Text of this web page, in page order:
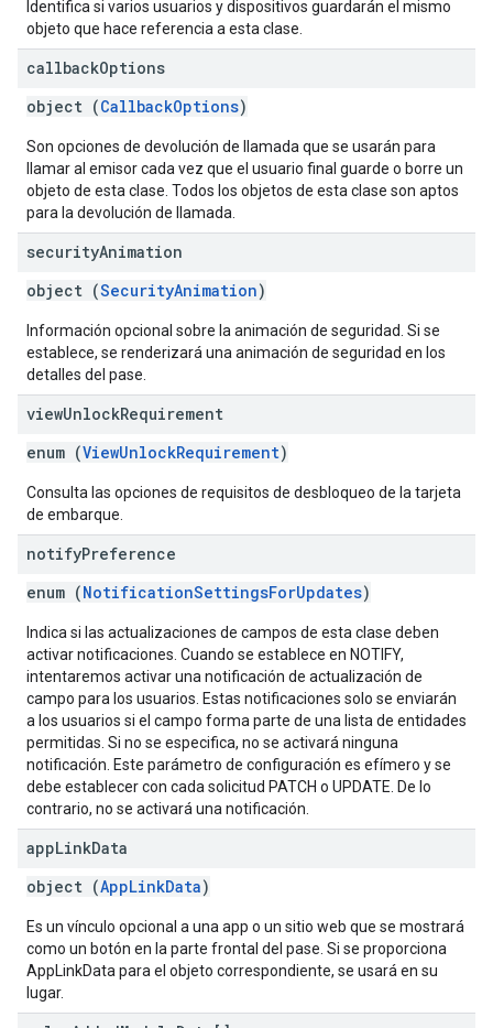
Identifica si varios usuarios y dispositivos guardarán el mismo
objeto que hace referencia a esta clase.
callbackOptions
object (CallbackOptions)
Son opciones de devolución de llamada que se usarán para
llamar al emisor cada vez que el usuario final guarde o borre un
objeto de esta clase. Todos los objetos de esta clase son aptos
para la devolución de llamada.
securityAnimation
object (SecurityAnimation)
Información opcional sobre la animación de seguridad. Si se
establece, se renderizará una animación de seguridad en los
detalles del pase.
viewUnlockRequirement
enum (ViewUnlockRequirement)
Consulta las opciones de requisitos de desbloqueo de la tarjeta
de embarque.
notifyPreference
enum (NotificationSettingsForUpdates)
Indica si las actualizaciones de campos de esta clase deben
activar notificaciones. Cuando se establece en NOTIFY,
intentaremos activar una notificación de actualización de
campo para los usuarios. Estas notificaciones solo se enviarán
a los usuarios si el campo forma parte de una lista de entidades
permitidas. Si no se especifica, no se activará ninguna
notificación. Este parámetro de configuración es efímero y se
debe establecer con cada solicitud PATCH o UPDATE. De lo
contrario, no se activará una notificación.
appLinkData
object (AppLinkData)
Es un vínculo opcional a una app o un sitio web que se mostrará
como un botón en la parte frontal del pase. Si se proporciona
AppLinkData para el objeto correspondiente, se usará en su
lugar.